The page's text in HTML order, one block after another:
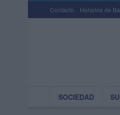
Contacto Horarios de
SOCIEDAD